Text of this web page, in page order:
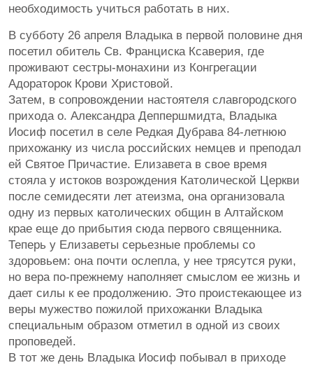
необходимость учиться работать в них.
В субботу 26 апреля Владыка в первой половине дня
посетил обитель Св. Франциска Ксаверия, где
проживают сестры-монахини из Конгрегации
Адораторок Крови Христовой.
Затем, в сопровождении настоятеля славгородского
прихода о. Александра Деппершмидта, Владыка
Иосиф посетил в селе Редкая Дубрава 84-летнюю
прихожанку из числа российских немцев и преподал
ей Святое Причастие. Елизавета в свое время
стояла у истоков возрождения Католической Церкви
после семидесяти лет атеизма, она организовала
одну из первых католических общин в Алтайском
крае еще до прибытия сюда первого священника.
Теперь у Елизаветы серьезные проблемы со
здоровьем: она почти ослепла, у нее трясутся руки,
но вера по-прежнему наполняет смыслом ее жизнь и
дает силы к ее продолжению. Это проистекающее из
веры мужество пожилой прихожанки Владыка
специальным образом отметил в одной из своих
проповедей.
В тот же день Владыка Иосиф побывал в приходе